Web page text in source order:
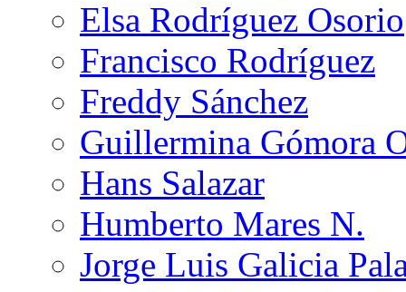
Elsa Rodríguez Osorio
Francisco Rodríguez
Freddy Sánchez
Guillermina Gómora
Hans Salazar
Humberto Mares N.
Jorge Luis Galicia